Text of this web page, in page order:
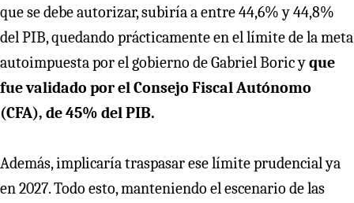
que se debe autorizar, subiría a entre 44,6% y 44,8%
del PIB, quedando prácticamente en el límite de la meta
autoimpuesta por el gobierno de Gabriel Boric yque
fue validado por el Consejo Fiscal Autónomo
(CFA), de 45% del PIB.
Además, implicaría traspasar ese límite prudencial ya
en 2027. Todo esto, manteniendo el escenario de las